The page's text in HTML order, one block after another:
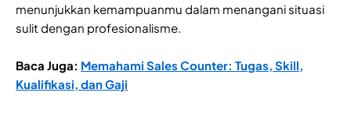
menunjukkan kemampuanmu dalam menangani situasi
sulit dengan profesionalisme.
Baca Juga: Memahami Sales Counter: Tugas, Skill,
Kualifikasi, dan Gaji